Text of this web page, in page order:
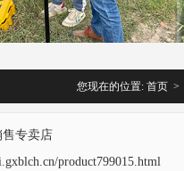
您现在的位置: 首页 >
售专卖店
product799015.html